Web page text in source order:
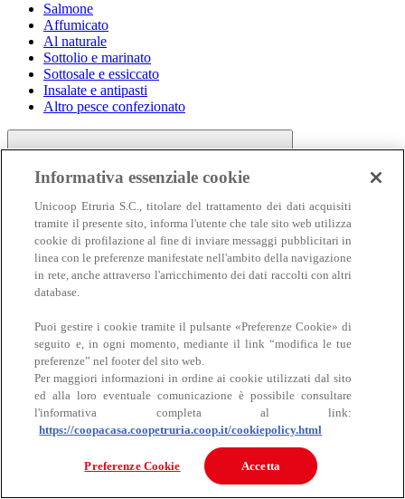
Salmone
Affumicato
Al naturale
Sottolio e marinato
Sottosale e essiccato
Insalate e antipasti
Altro pesce confezionato
Carne
Carne
Bovino
Informativa essenziale cookie
Unicoop Etruria S.C., titolare del trattamento dei dati acquisiti
tramite il presente sito, informa l'utente che tale sito web utilizza
cookie di profilazione al fine di inviare messaggi pubblicitari in
linea con le preferenze manifestate nell'ambito della navigazione
in rete, anche attraverso l'arricchimento dei dati raccolti con altri
database.
Puoi gestire i cookie tramite il pulsante «Preferenze Cookie» di
seguito e, in ogni momento, mediante il link “modifica le tue
preferenze” nel footer del sito web.
Per maggiori informazioni in ordine ai cookie utilizzati dal sito
ed alla loro eventuale comunicazione è possibile consultare
l'informativa completa al link:
https://coopacasa.coopetruria.coop.it/cookiepolicy.html
Preferenze Cookie Accetta